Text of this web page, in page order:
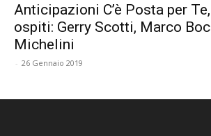
Anticipazioni C’è Posta per
ospiti: Gerry Scotti, Marco
Michelini
- 26 Gennaio 2019